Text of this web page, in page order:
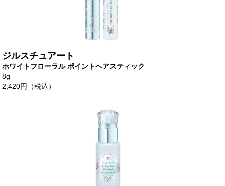
ジルスチュアート
ホワイトフローラル ポイントヘアスティック
8g
2,420円（税込）